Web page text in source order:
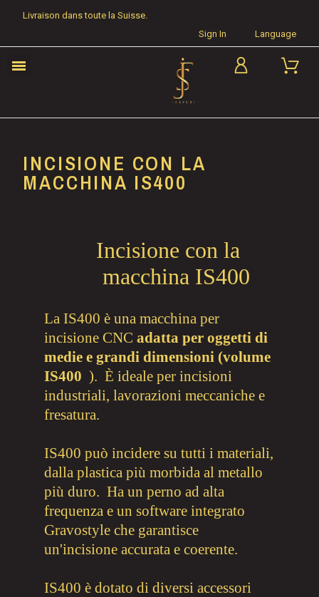
Livraison dans toute la Suisse.
Sign In
Language
INCISIONE CON LA
MACCHINA IS400
Incisione con la
macchina IS400
La IS400 è una macchina per
incisione CNC adatta per oggetti di
medie e grandi dimensioni (volume
IS400 ). È ideale per incisioni
industriali, lavorazioni meccaniche e
fresatura.
IS400 può incidere su tutti i materiali,
dalla plastica più morbida al metallo
più duro. Ha un perno ad alta
frequenza e un software integrato
Gravostyle che garantisce
un'incisione accurata e coerente.
IS400 è dotato di diversi accessori